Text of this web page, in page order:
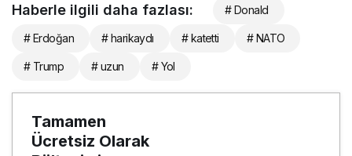
Haberle ilgili daha fazlası: # Donald
# Erdoğan # harikaydı # katetti # NATO
# Trump # uzun # Yol
Tamamen
Ücretsiz Olarak